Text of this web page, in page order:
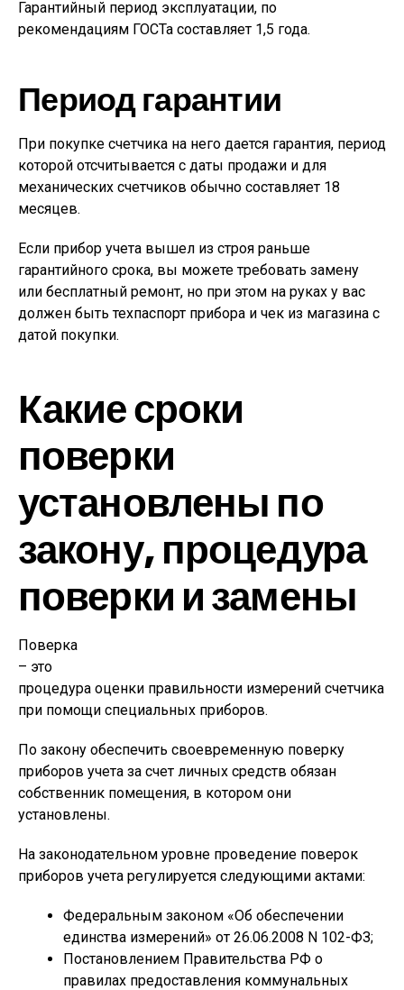
Гарантийный период эксплуатации, по
рекомендациям ГОСТа составляет 1,5 года.
Период гарантии
При покупке счетчика на него дается гарантия, период
которой отсчитывается с даты продажи и для
механических счетчиков обычно составляет 18
месяцев.
Если прибор учета вышел из строя раньше
гарантийного срока, вы можете требовать замену
или бесплатный ремонт, но при этом на руках у вас
должен быть техпаспорт прибора и чек из магазина с
датой покупки.
Какие сроки
поверки
установлены по
закону, процедура
поверки и замены
Поверка
– это
процедура оценки правильности измерений счетчика
при помощи специальных приборов.
По закону обеспечить своевременную поверку
приборов учета за счет личных средств обязан
собственник помещения, в котором они
установлены.
На законодательном уровне проведение поверок
приборов учета регулируется следующими актами:
Федеральным законом «Об обеспечении
единства измерений» от 26.06.2008 N 102-ФЗ;
Постановлением Правительства РФ о
правилах предоставления коммунальных